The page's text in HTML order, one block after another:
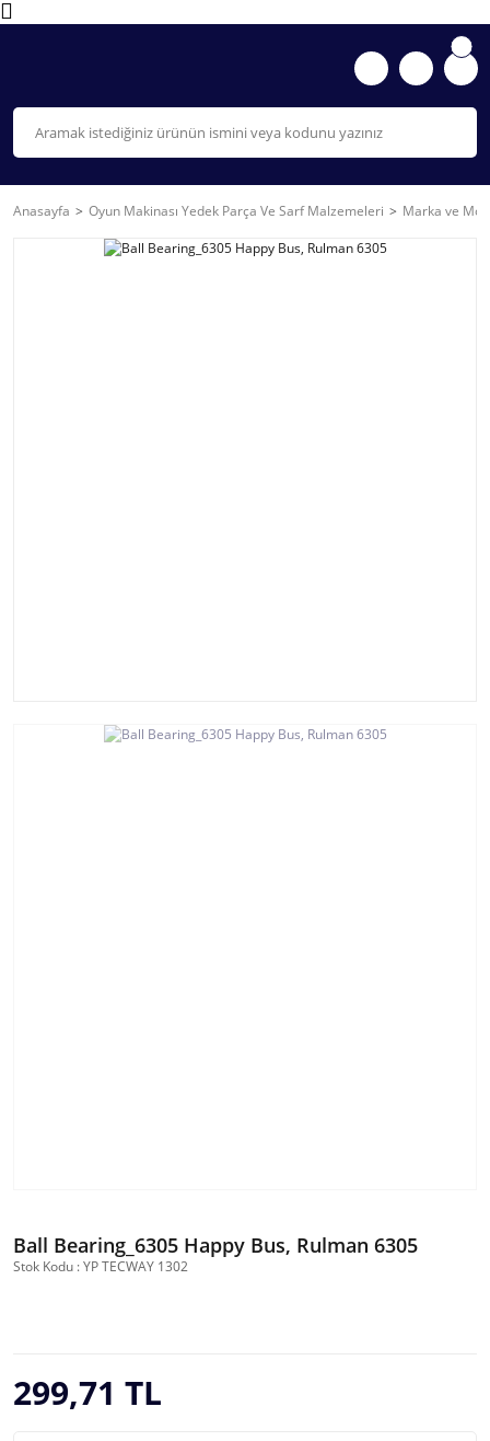
Anasayfa Oyun Makinası Yedek Parça Ve Sarf Malzemeleri Marka ve
Ball Bearing_6305 Happy Bus, Rulman 6305
Stok Kodu : YP TECWAY 1302
299,71 TL